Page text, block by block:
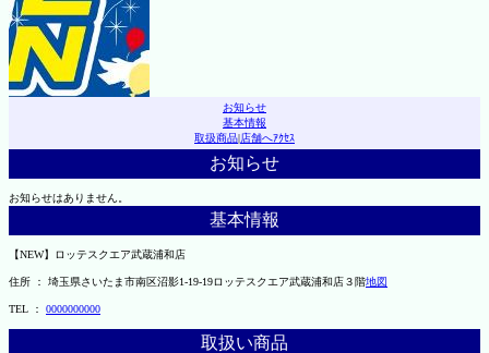
お知らせ
基本情報
取扱商品|店舗へｱｸｾｽ
お知らせ
お知らせはありません。
基本情報
【NEW】ロッテスクエア武蔵浦和店
住所 ： 埼玉県さいたま市南区沼影1-19-19ロッテスクエア武蔵浦和店３階地図
TEL ： 0000000000
取扱い商品